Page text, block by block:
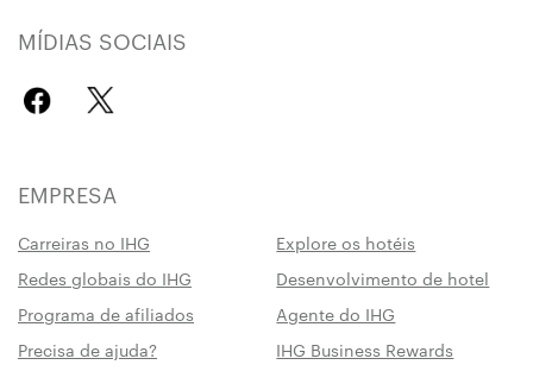
MÍDIAS SOCIAIS
EMPRESA
Carreiras no IHG
Explore os hotéis
Redes globais do IHG
Desenvolvimento de hotel
Programa de afiliados
Agente do IHG
Precisa de ajuda?
IHG Business Rewards